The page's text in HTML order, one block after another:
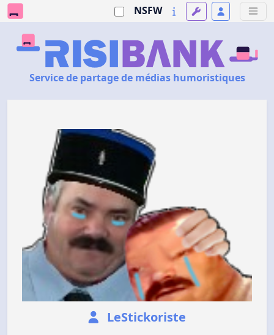
NSFW
Service de partage de médias humoristiques
LeStickoriste